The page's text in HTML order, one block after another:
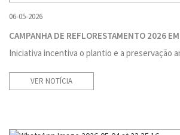
06-05-2026
CAMPANHA DE REFLORESTAMENTO 2026
Iniciativa incentiva o plantio e a preservação
VER NOTÍCIA